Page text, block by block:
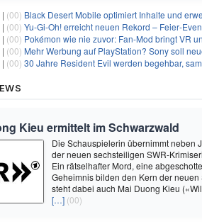
(00) Black Desert Mobile optimiert Inhalte und
(00) Yu‑Gi‑Oh! erreicht neuen Rekord –
(00) Pokémon wie nie zuvor: Fan-Mod bringt VR
(00) Mehr Werbung auf PlayStation? Sony soll
(00) 30 Jahre Resident Evil werden begehbar,
Kieu ermittelt im Schwarzwald
Die Schauspielerin übernimmt neben
der neuen sechsteiligen SWR-
Ein rätselhafter Mord, eine
Geheimnis bilden den Kern der
steht dabei auch Mai Duong Kieu
[…] (00)